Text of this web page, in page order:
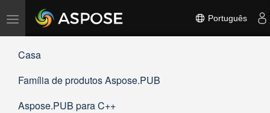
Alternar
navegação
Português
Casa
Família de produtos Aspose.PUB
Aspose.PUB para C++